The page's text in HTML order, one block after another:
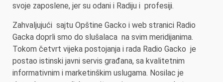
svoje zaposlene, jer su odani i Radiju i profesiji.
Zahvaljujući sajtu Opštine Gacko i web stranici Radio
Gacka doprli smo do slušalaca na svim meridijanima.
Tokom četvrt vijeka postojanja i rada Radio Gacko je
postao istinski javni servis građana, sa kvalitetnim
informativnim i marketinškim uslugama. Nosilac je